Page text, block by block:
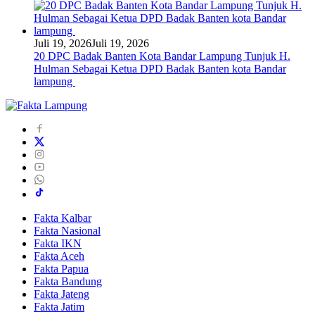
Juli 19, 2026Juli 19, 2026
20 DPC Badak Banten Kota Bandar Lampung Tunjuk H.
Hulman Sebagai Ketua DPD Badak Banten kota Bandar
lampung
Fakta Kalbar
Fakta Nasional
Fakta IKN
Fakta Aceh
Fakta Papua
Fakta Bandung
Fakta Jateng
Fakta Jatim